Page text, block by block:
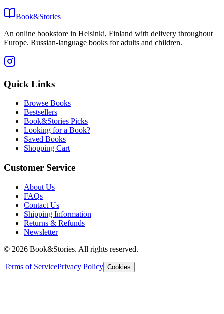
Book&Stories
An online bookstore in Helsinki, Finland with delivery throughout
Europe. Russian-language books for adults and children.
Quick Links
Browse Books
Bestsellers
Book&Stories Picks
Looking for a Book?
Saved Books
Shopping Cart
Customer Service
About Us
FAQs
Contact Us
Shipping Information
Returns & Refunds
Newsletter
© 2026 Book&Stories. All rights reserved.
Terms of ServicePrivacy Policy Cookies